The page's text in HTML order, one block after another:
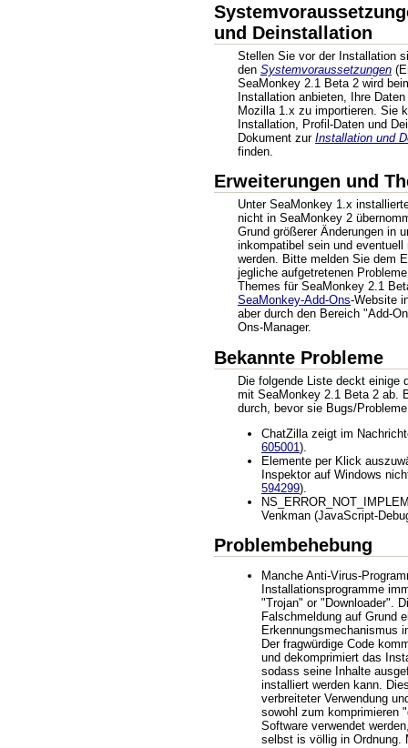
und Deinstallation
Stellen Sie vor der Installation
den Systemvoraussetzungen
SeaMonkey 2.1 Beta 2 wird
Installation anbieten, Ihre
Mozilla 1.x zu importieren. Sie
Installation, Profil-Daten und
Dokument zur Installation und
finden.
Erweiterungen und
Unter SeaMonkey 1.x
nicht in SeaMonkey 2
Grund größerer Änderungen in
inkompatibel sein und
werden. Bitte melden Sie dem
jegliche aufgetretenen
Themes für SeaMonkey 2.1
SeaMonkey-Add-Ons-Website
aber durch den Bereich "Add-
Ons-Manager.
Bekannte Probleme
Die folgende Liste deckt einige
mit SeaMonkey 2.1 Beta 2 ab.
durch, bevor sie Bugs/
ChatZilla zeigt im
605001).
Elemente per Klick
Inspektor auf Windows
594299).
Venkman (JavaScript-
Problembehebung
Manche Anti-Virus-
Installationsprogramme
"Trojan" or "Downloader".
Falschmeldung auf Grund
Erkennungsmechanismus
Der fragwürdige Code
und dekomprimiert das
sodass seine Inhalte
installiert werden kann.
verbreiteter Verwendung
sowohl zum komprimieren
Software verwendet
selbst is völlig in Ordnung.